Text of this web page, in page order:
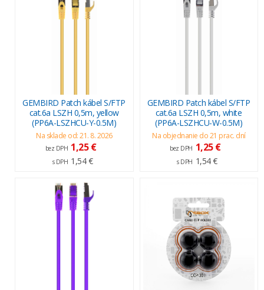
GEMBIRD Patch kábel S/FTP
cat.6a LSZH 0,5m, yellow
(PP6A-LSZHCU-Y-0.5M)
Na sklade od: 21. 8. 2026
bez DPH 1,25 €
s DPH 1,54 €
GEMBIRD Patch kábel S/FTP
cat.6a LSZH 0,5m, white
(PP6A-LSZHCU-W-0.5M)
Na objednanie do 21 prac. dní
bez DPH 1,25 €
s DPH 1,54 €